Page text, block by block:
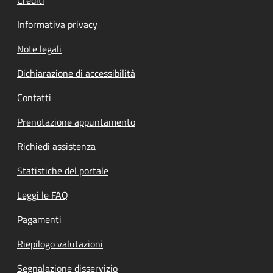
Informativa privacy
Note legali
Dichiarazione di accessibilità
Contatti
Prenotazione appuntamento
Richiedi assistenza
Statistiche del portale
Leggi le FAQ
Pagamenti
Riepilogo valutazioni
Segnalazione disservizio